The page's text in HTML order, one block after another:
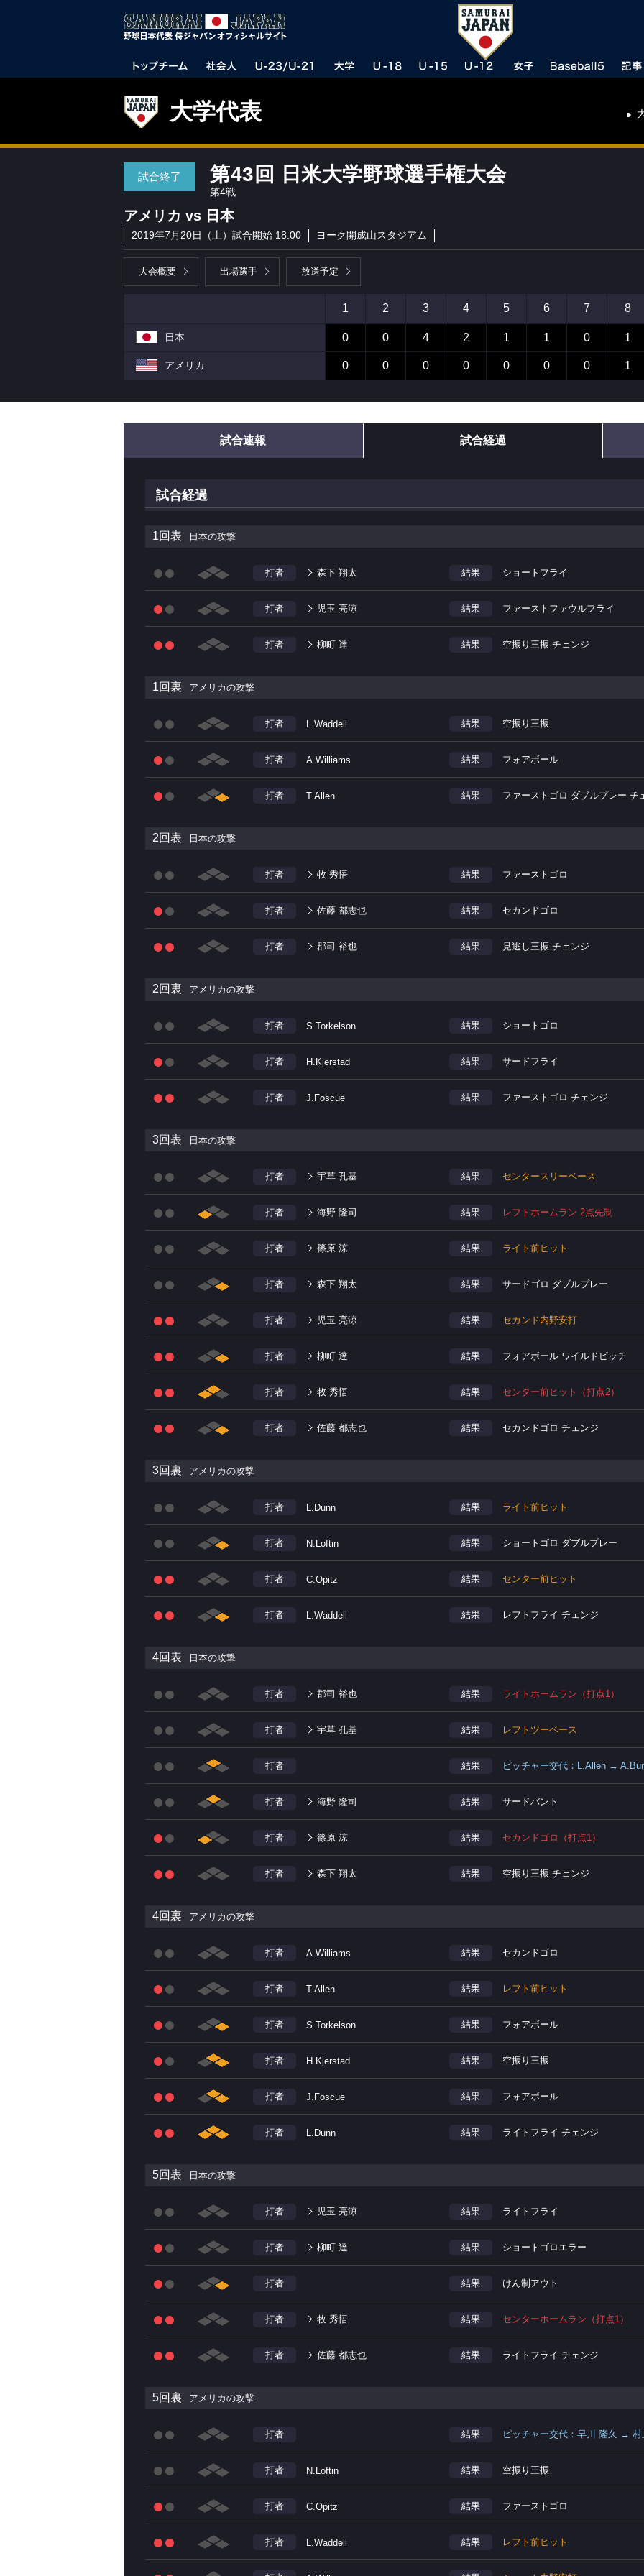
大学代表
試合終了 第43回 日米大学野球選手権大会
第4戦
アメリカ vs 日本
2019年7月20日（土）試合開始 18:00 ヨーク開成山スタジアム
大会概要 出場選手 放送予定
1 2 3 4 5 6 7 8
日本 0 0 4 2 1 1 0 1
アメリカ 0 0 0 0 0 0 0 1
試合速報 試合経過
試合経過
1回表 日本の攻撃
打者 森下 翔太 結果 ショートフライ
打者 児玉 亮涼 結果 ファーストファウルフライ
打者 柳町 達 結果 空振り三振 チェンジ
1回裏 アメリカの攻撃
打者 L.Waddell 結果 空振り三振
打者 A.Williams 結果 フォアボール
打者 T.Allen 結果 ファーストゴロ ダブルプレー チ
2回表 日本の攻撃
打者 牧 秀悟 結果 ファーストゴロ
打者 佐藤 都志也 結果 セカンドゴロ
打者 郡司 裕也 結果 見逃し三振 チェンジ
2回裏 アメリカの攻撃
打者 S.Torkelson 結果 ショートゴロ
打者 H.Kjerstad 結果 サードフライ
打者 J.Foscue 結果 ファーストゴロ チェンジ
3回表 日本の攻撃
打者 宇草 孔基 結果 センタースリーベース
打者 海野 隆司 結果 レフトホームラン 2点先制
打者 篠原 涼 結果 ライト前ヒット
打者 森下 翔太 結果 サードゴロ ダブルプレー
打者 児玉 亮涼 結果 セカンド内野安打
打者 柳町 達 結果 フォアボール ワイルドピッチ
打者 牧 秀悟 結果 センター前ヒット（打点2）
打者 佐藤 都志也 結果 セカンドゴロ チェンジ
3回裏 アメリカの攻撃
打者 L.Dunn 結果 ライト前ヒット
打者 N.Loftin 結果 ショートゴロ ダブルプレー
打者 C.Opitz 結果 センター前ヒット
打者 L.Waddell 結果 レフトフライ チェンジ
4回表 日本の攻撃
打者 郡司 裕也 結果 ライトホームラン（打点1）
打者 宇草 孔基 結果 レフトツーベース
打者 結果 ピッチャー交代：L.Allen →
打者 海野 隆司 結果 サードバント
打者 篠原 涼 結果 セカンドゴロ（打点1）
打者 森下 翔太 結果 空振り三振 チェンジ
4回裏 アメリカの攻撃
打者 A.Williams 結果 セカンドゴロ
打者 T.Allen 結果 レフト前ヒット
打者 S.Torkelson 結果 フォアボール
打者 H.Kjerstad 結果 空振り三振
打者 J.Foscue 結果 フォアボール
打者 L.Dunn 結果 ライトフライ チェンジ
5回表 日本の攻撃
打者 児玉 亮涼 結果 ライトフライ
打者 柳町 達 結果 ショートゴロエラー
打者 結果 けん制アウト
打者 牧 秀悟 結果 センターホームラン（打点1）
打者 佐藤 都志也 結果 ライトフライ チェンジ
5回裏 アメリカの攻撃
打者 結果 ピッチャー交代：早川 隆久 → 村
打者 N.Loftin 結果 空振り三振
打者 C.Opitz 結果 ファーストゴロ
打者 L.Waddell 結果 レフト前ヒット